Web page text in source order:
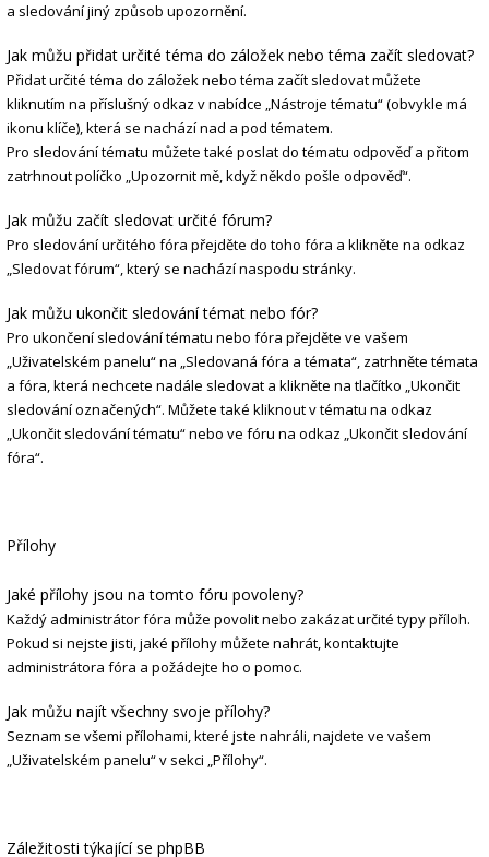
a sledování jiný způsob upozornění.
Jak můžu přidat určité téma do záložek nebo téma začít sledovat?
Přidat určité téma do záložek nebo téma začít sledovat můžete
kliknutím na příslušný odkaz v nabídce „Nástroje tématu“ (obvykle má
ikonu klíče), která se nachází nad a pod tématem.
Pro sledování tématu můžete také poslat do tématu odpověď a přitom
zatrhnout políčko „Upozornit mě, když někdo pošle odpověď“.
Jak můžu začít sledovat určité fórum?
Pro sledování určitého fóra přejděte do toho fóra a klikněte na odkaz
„Sledovat fórum“, který se nachází naspodu stránky.
Jak můžu ukončit sledování témat nebo fór?
Pro ukončení sledování tématu nebo fóra přejděte ve vašem
„Uživatelském panelu“ na „Sledovaná fóra a témata“, zatrhněte témata
a fóra, která nechcete nadále sledovat a klikněte na tlačítko „Ukončit
sledování označených“. Můžete také kliknout v tématu na odkaz
„Ukončit sledování tématu“ nebo ve fóru na odkaz „Ukončit sledování
fóra“.
Přílohy
Jaké přílohy jsou na tomto fóru povoleny?
Každý administrátor fóra může povolit nebo zakázat určité typy příloh.
Pokud si nejste jisti, jaké přílohy můžete nahrát, kontaktujte
administrátora fóra a požádejte ho o pomoc.
Jak můžu najít všechny svoje přílohy?
Seznam se všemi přílohami, které jste nahráli, najdete ve vašem
„Uživatelském panelu“ v sekci „Přílohy“.
Záležitosti týkající se phpBB